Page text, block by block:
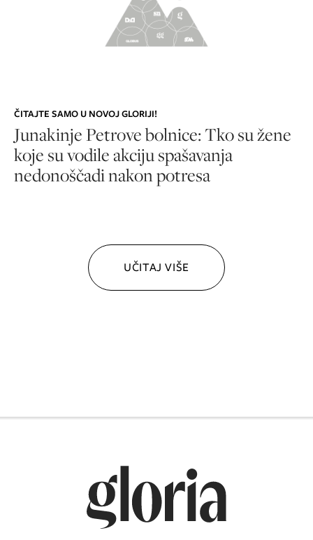
ČITAJTE SAMO U NOVOJ GLORIJI!
Junakinje Petrove bolnice: Tko su žene
koje su vodile akciju spašavanja
nedonoščadi nakon potresa
UČITAJ VIŠE